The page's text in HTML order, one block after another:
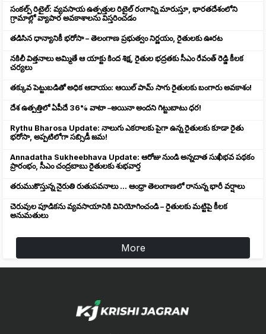
సంకల్ప్ రిటైల్: వ్యవసాయ ఉత్పత్తుల రిటైల్ రంగాన్ని మారుస్తూ, భారతదేశంలోని
గ్రామాల్లో వ్యాపార అవకాశాలను విస్తరించడం
తడిసిన ధాన్యానికీ భరోసా – తెలంగాణ ప్రభుత్వం నిర్ణయం, రైతులకు ఊరట
నకిలీ విత్తనాలు అమ్మితే ఆ యాక్టు కింద శిక్ష, రైతుల భద్రతకు సీఎం రేవంత్ రెడ్డి కీలక
చర్యలు
తక్కువ పెట్టుబడితో అధిక ఆదాయం: ఆయిల్ పామ్ సాగు రైతులకు బంగారు అవకాశం!
దేశ ఉత్పత్తిలో ఏపీదే 36% వాటా –అయినా అందని గిట్టుబాటు ధర!
Rythu Bharosa Update: నాలుగు ఎకరాలకు పైగా ఉన్న రైతులకు కూడా రైతు
భరోసా, అప్పటిలోగా సబ్సిడీ జమ!
Annadatha Sukheebhava Update: ఆరోజు నుండి అన్నదాత సుఖీభవ పథకం
ప్రారంభం, సీఎం చంద్రబాబు రైతులకు శుభవార్త
తరుముకొస్తున్న నైరుతి రుతుపవనాలు ... ఆంధ్రా తెలంగాణలో రానున్న భారీ వర్షాలు
చెరువుల పూడికను వ్యవసాయానికి వినియోగించండి – రైతులకు మట్టిపై కీలక
అనుమతులు
More